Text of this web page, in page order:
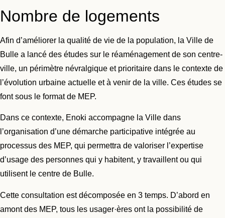
Nombre de logements
Afin d’améliorer la qualité de vie de la population, la Ville de
Bulle a lancé des études sur le réaménagement de son centre-
ville, un périmètre névralgique et prioritaire dans le contexte de
l’évolution urbaine actuelle et à venir de la ville. Ces études se
font sous le format de MEP.
Dans ce contexte, Enoki accompagne la Ville dans
l’organisation d’une démarche participative intégrée au
processus des MEP, qui permettra de valoriser l’expertise
d’usage des personnes qui y habitent, y travaillent ou qui
utilisent le centre de Bulle.
Cette consultation est décomposée en 3 temps. D’abord en
amont des MEP, tous les usager·ères ont la possibilité de